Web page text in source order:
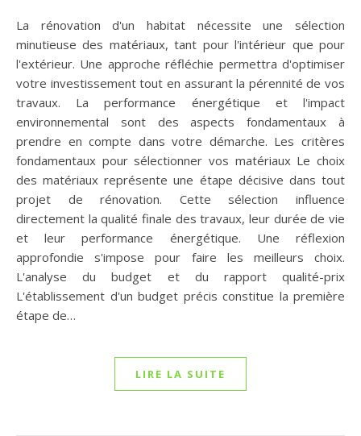
La rénovation d'un habitat nécessite une sélection
minutieuse des matériaux, tant pour l'intérieur que pour
l'extérieur. Une approche réfléchie permettra d'optimiser
votre investissement tout en assurant la pérennité de vos
travaux. La performance énergétique et l'impact
environnemental sont des aspects fondamentaux à
prendre en compte dans votre démarche. Les critères
fondamentaux pour sélectionner vos matériaux Le choix
des matériaux représente une étape décisive dans tout
projet de rénovation. Cette sélection influence
directement la qualité finale des travaux, leur durée de vie
et leur performance énergétique. Une réflexion
approfondie s'impose pour faire les meilleurs choix.
L'analyse du budget et du rapport qualité-prix
L'établissement d'un budget précis constitue la première
étape de…
LIRE LA SUITE